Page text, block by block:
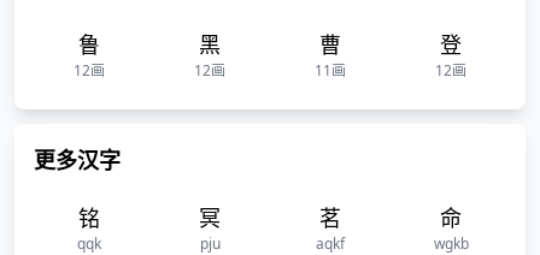
鲁
12画
黑
12画
曹
11画
登
12画
更多汉字
铭
qqk
冥
pju
茗
aqkf
命
wgkb